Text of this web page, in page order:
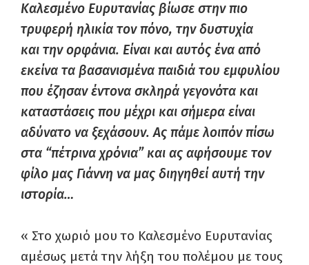
Καλεσμένο Ευρυτανίας βίωσε στην πιο
τρυφερή ηλικία τον πόνο, την δυστυχία
και την ορφάνια. Είναι και αυτός ένα από
εκείνα τα βασανισμένα παιδιά του εμφυλίου
που έζησαν έντονα σκληρά γεγονότα και
καταστάσεις που μέχρι και σήμερα είναι
αδύνατο να ξεχάσουν. Ας πάμε λοιπόν πίσω
στα “πέτρινα χρόνια” και ας αφήσουμε τον
φίλο μας Γιάννη να μας διηγηθεί αυτή την
ιστορία…
« Στο χωριό μου το Καλεσμένο Ευρυτανίας
αμέσως μετά την λήξη του πολέμου με τους